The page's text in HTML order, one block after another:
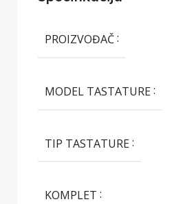
PROIZVOĐAČ
MODEL TASTATURE
TIP TASTATURE
KOMPLET